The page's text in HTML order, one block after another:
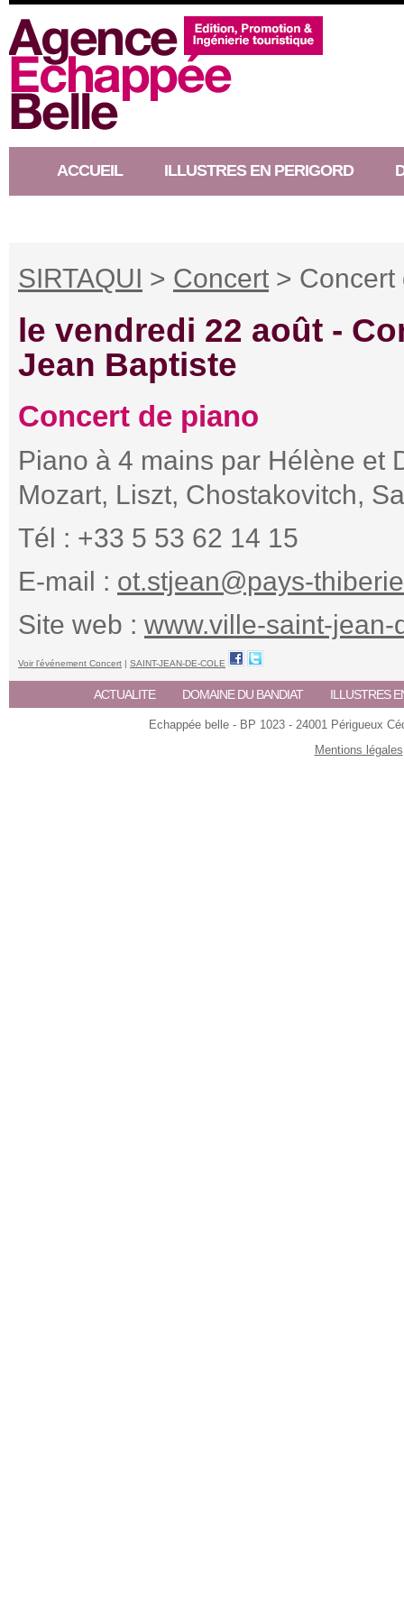
ACCUEIL ILLUSTRES EN PERIGORD
SIRTAQUI > Concert > Concert
le vendredi 22 août -
Jean Baptiste
Concert de piano
Piano à 4 mains par Hélène et
Mozart, Liszt, Chostakovitch,
Tél : +33 5 53 62 14 15
E-mail : ot.stjean@pays-
Site web : www.ville-saint-jean-
Voir l'événement Concert | SAINT-JEAN-DE-COLE
ACTUALITE DOMAINE DU BANDIAT ILLUSTRES
Echappée belle - BP 1023 - 24001 Périgueux
Mentions légales